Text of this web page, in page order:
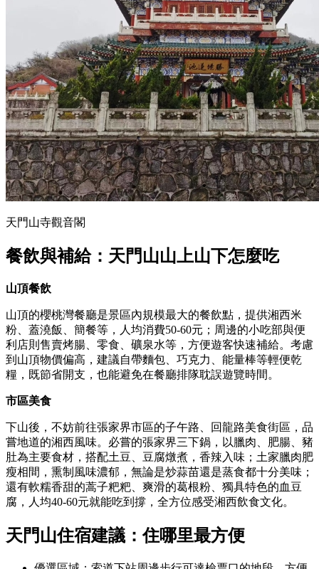
天門山寺觀音閣
餐飲與補給：天門山山上山下怎麼吃
山頂餐飲
山頂的櫻桃灣餐廳是景區內規模最大的餐飲點，提供湘西米
粉、蓋澆飯、簡餐等，人均消費50-60元；周邊的小吃部與便
利店則售賣烤腸、零食、礦泉水等，方便遊客快速補給。考慮
到山頂物價偏高，建議自帶麵包、巧克力、能量棒等輕便乾
糧，既節省開支，也能避免在餐廳排隊耽誤遊覽時間。
市區美食
下山後，不妨前往張家界市區的子午路、回龍路美食街區，品
嘗地道的湘西風味。必嘗的張家界三下鍋，以臘肉、肥腸、豬
肚為主要食材，搭配土豆、豆腐燉煮，香辣入味；土家臘肉肥
瘦相間，熏制風味濃郁，無論是炒蒜苗還是蒸食都十分美味；
還有軟糯香甜的蒿子粑粑、爽滑的葛根粉、獨具特色的血豆
腐，人均40-60元就能吃到撐，全方位感受湘西飲食文化。
天門山住宿建議：住哪里最方便